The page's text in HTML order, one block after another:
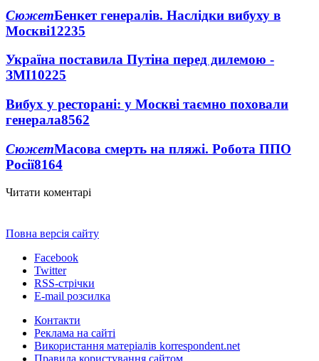
СюжетБенкет генералів. Наслідки вибуху в
Москві12235
Україна поставила Путіна перед дилемою -
ЗМІ10225
Вибух у ресторані: у Москві таємно поховали
генерала8562
СюжетМасова смерть на пляжі. Робота ППО
Росії8164
Читати коментарі
Повна версія сайту
Facebook
Twitter
RSS-стрічки
E-mail розсилка
Контакти
Реклама на сайті
Використання матеріалів korrespondent.net
Правила користування сайтом